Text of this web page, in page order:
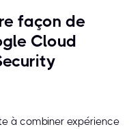
façon de
Cloud
à combiner expérience